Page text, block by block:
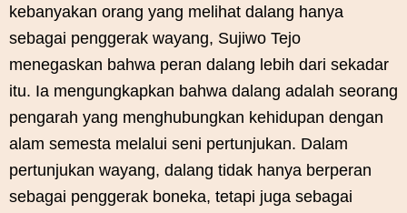
kebanyakan orang yang melihat dalang hanya
sebagai penggerak wayang, Sujiwo Tejo
menegaskan bahwa peran dalang lebih dari sekadar
itu. Ia mengungkapkan bahwa dalang adalah seorang
pengarah yang menghubungkan kehidupan dengan
alam semesta melalui seni pertunjukan. Dalam
pertunjukan wayang, dalang tidak hanya berperan
sebagai penggerak boneka, tetapi juga sebagai